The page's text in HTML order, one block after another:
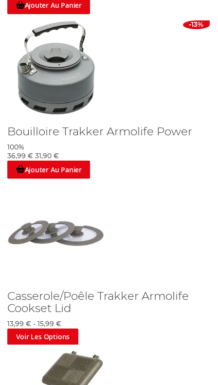
Ajouter Au Panier
-13%
Bouilloire Trakker Armolife Power
100%
36,99 € 31,90 €
Ajouter Au Panier
Casserole/Poêle Trakker Armolife
Cookset Lid
13,99 € - 15,99 €
Voir Les Options